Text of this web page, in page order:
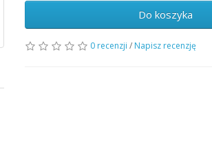
Do koszyka
0 recenzji / Napisz recenzję